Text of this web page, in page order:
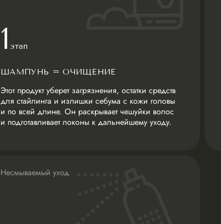
1 этап
ШАМПУНЬ = ОЧИЩЕНИЕ
Этот продукт уберет загрязнения, остатки средств
для стайлинга и излишки себума с кожи головы
и по всей длине. Он раскрывает чешуйки волос
и подготавливает локоны к дальнейшему уходу.
Несмываемый уход